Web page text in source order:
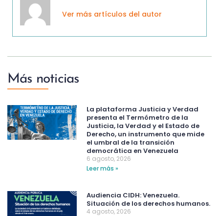
Ver más artículos del autor
Más noticias
La plataforma Justicia y Verdad
presenta el Termómetro de la
Justicia, la Verdad y el Estado de
Derecho, un instrumento que mide
el umbral de la transición
democrática en Venezuela
6 agosto, 2026
Leer más »
Audiencia CIDH: Venezuela.
Situación de los derechos humanos.
4 agosto, 2026